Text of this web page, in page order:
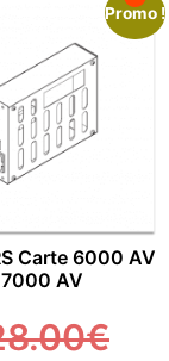
Promo !
Carte 6000 AV
AV
€